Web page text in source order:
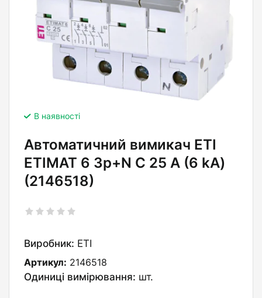
В наявності
Автоматичний вимикач ETI
ETIMAT 6 3p+N C 25 А (6 kA)
(2146518)
Виробник: ETI
Артикул: 2146518
Одиниці вимірювання: шт.